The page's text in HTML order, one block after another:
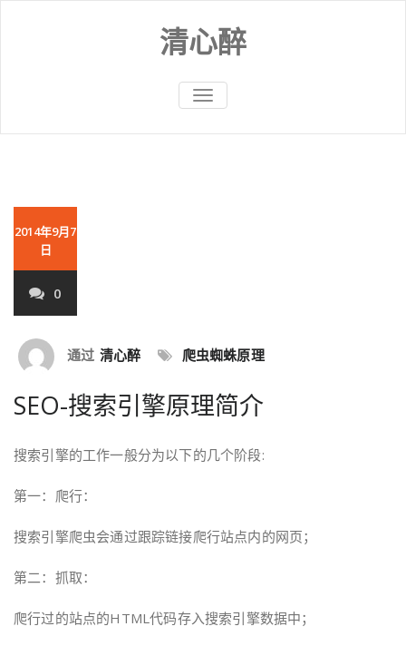
清心醉
切
换
2014年9月7
日
0
通过 清心醉 爬虫蜘蛛原理
SEO-搜索引擎原理简介
搜索引擎的工作一般分为以下的几个阶段:
第一：爬行：
搜索引擎爬虫会通过跟踪链接爬行站点内的网页；
第二：抓取：
爬行过的站点的HTML代码存入搜索引擎数据中；